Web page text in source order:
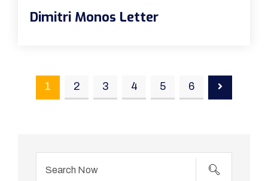
Dimitri Monos Letter
1 2 3 4 5 6